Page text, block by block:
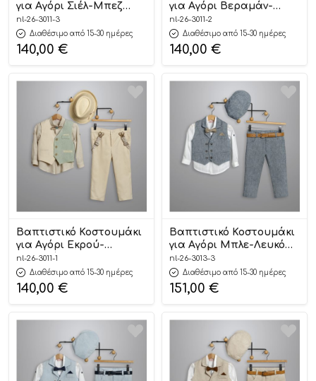
για Αγόρι Σιέλ-Μπεζ
3011-3, New Life
nl-26-3011-3
Διαθέσιμο από 15-30 ημέρες
140,00 €
για Αγόρι Βεραμάν-
Μπεζ 3011-2, New Life
nl-26-3011-2
Διαθέσιμο από 15-30 ημέρες
140,00 €
Βαπτιστικό Κοστουμάκι
για Αγόρι Εκρού-
Βεραμάν 3011-1, New Life
nl-26-3011-1
Διαθέσιμο από 15-30 ημέρες
140,00 €
Βαπτιστικό Κοστουμάκι
για Αγόρι Μπλε-Λευκό
3013-3, New Life
nl-26-3013-3
Διαθέσιμο από 15-30 ημέρες
151,00 €